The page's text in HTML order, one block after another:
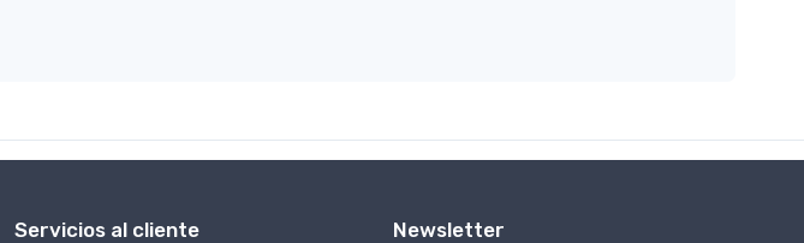
Servicios al cliente Newsletter